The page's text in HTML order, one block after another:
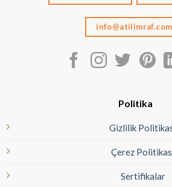
info@atilimraf.com
Politika
Gizlilik
Çerez
Sertifikalar